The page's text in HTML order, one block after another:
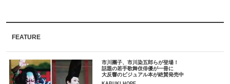
FEATURE
市川團子、市川染五郎らが登場！
話題の若手歌舞伎俳優が一冊に
大反響のビジュアル本が絶賛発売中